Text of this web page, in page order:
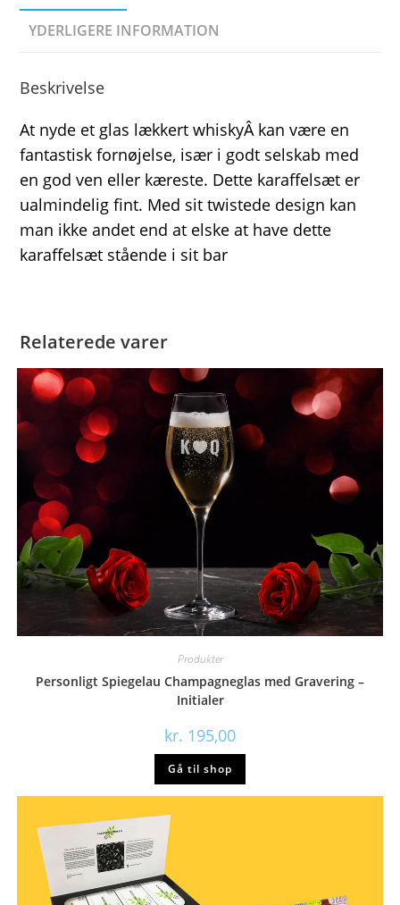
YDERLIGERE INFORMATION
Beskrivelse
At nyde et glas lækkert whiskyÂ kan være en
fantastisk fornøjelse, især i godt selskab med
en god ven eller kæreste. Dette karaffelsæt er
ualmindelig fint. Med sit twistede design kan
man ikke andet end at elske at have dette
karaffelsæt stående i sit bar
Relaterede varer
Produkter
Personligt Spiegelau Champagneglas med Gravering –
Initialer
kr. 195,00
Gå til shop